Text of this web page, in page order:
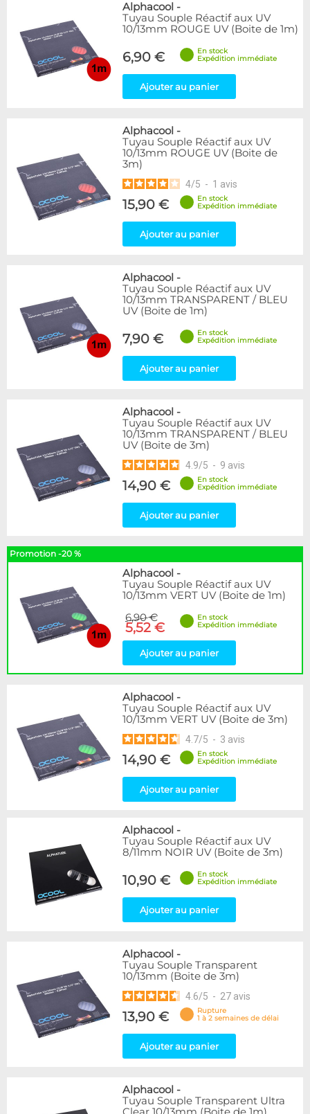
Alphacool -
Tuyau Souple Réactif aux UV
10/13mm ROUGE UV (Boite de 1m)
6,90 €
En stock
Expédition immédiate
Ajouter au panier
Alphacool -
Tuyau Souple Réactif aux UV
10/13mm ROUGE UV (Boite de
3m)
4/5 - 1 avis
15,90 €
En stock
Expédition immédiate
Ajouter au panier
Alphacool -
Tuyau Souple Réactif aux UV
10/13mm TRANSPARENT / BLEU
UV (Boite de 1m)
7,90 €
En stock
Expédition immédiate
Ajouter au panier
Alphacool -
Tuyau Souple Réactif aux UV
10/13mm TRANSPARENT / BLEU
UV (Boite de 3m)
4.9/5 - 9 avis
14,90 €
En stock
Expédition immédiate
Ajouter au panier
Promotion -20 %
Alphacool -
Tuyau Souple Réactif aux UV
10/13mm VERT UV (Boite de 1m)
6,90 €
5,52 €
En stock
Expédition immédiate
Ajouter au panier
Alphacool -
Tuyau Souple Réactif aux UV
10/13mm VERT UV (Boite de 3m)
4.7/5 - 3 avis
14,90 €
En stock
Expédition immédiate
Ajouter au panier
Alphacool -
Tuyau Souple Réactif aux UV
8/11mm NOIR UV (Boite de 3m)
10,90 €
En stock
Expédition immédiate
Ajouter au panier
Alphacool -
Tuyau Souple Transparent
10/13mm (Boite de 3m)
4.6/5 - 27 avis
13,90 €
Rupture
1 à 2 semaines de délai
Ajouter au panier
Alphacool -
Tuyau Souple Transparent Ultra